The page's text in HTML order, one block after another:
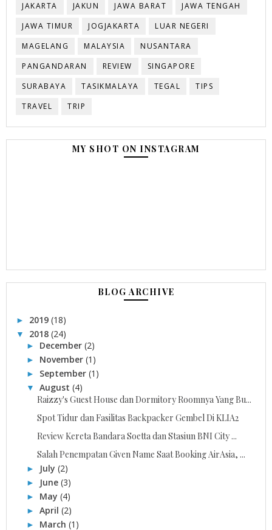
JAKARTA
JAKUN JAWA BARAT
JAWA TENGAH
JAWA TIMUR
JOGJAKARTA
LUAR NEGERI
MAGELANG
MALAYSIA
NUSANTARA
PANGANDARAN
REVIEW
SINGAPORE
SURABAYA
TASIKMALAYA TEGAL
TIPS
TRAVEL
TRIP
MY SHOT ON INSTAGRAM
BLOG ARCHIVE
► 2019 (18)
▼ 2018 (24)
► December (2)
► November (1)
► September (1)
▼ August (4)
Raizzy's Guest House dan Dormitory Roomnya Yang Bu...
Spot Tidur dan Fasilitas Backpacker Gembel Di KLIA2
Review Kereta Bandara Soetta dan Stasiun BNI City ...
Salah Penempatan Given Name Saat Booking AirAsia, ...
► July (2)
► June (3)
► May (4)
► April (2)
► March (1)